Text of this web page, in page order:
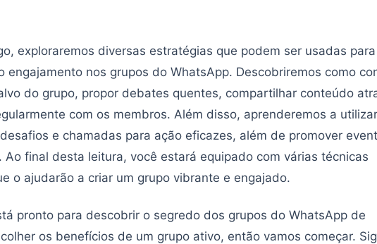
exploraremos diversas estratégias que podem ser usadas para
engajamento nos grupos do WhatsApp. Descobriremos como
do grupo, propor debates quentes, compartilhar conteúdo
com os membros. Além disso, aprenderemos a utilizar
e chamadas para ação eficazes, além de promover
Ao final desta leitura, você estará equipado com várias técnicas
o ajudarão a criar um grupo vibrante e engajado.
pronto para descobrir o segredo dos grupos do WhatsApp de
os benefícios de um grupo ativo, então vamos começar.